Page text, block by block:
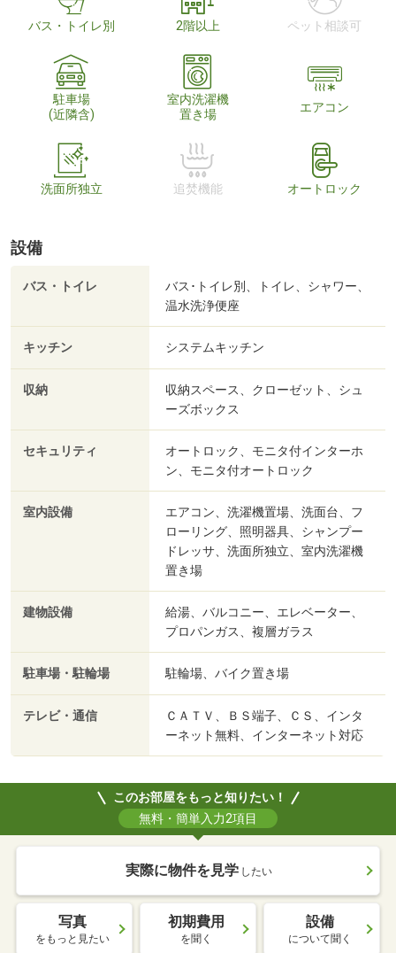
バス・トイレ別 2階以上 ペット相談可
駐車場
(近隣含)
室内洗濯機
置き場
エアコン
洗面所独立 追焚機能 オートロック
設備
バス・トイレ
バス･トイレ別、トイレ、シャワー、
温水洗浄便座
キッチン システムキッチン
収納
収納スペース、クローゼット、シュ
ーズボックス
セキュリティ
オートロック、モニタ付インターホ
ン、モニタ付オートロック
室内設備
エアコン、洗濯機置場、洗面台、フ
ローリング、照明器具、シャンプー
ドレッサ、洗面所独立、室内洗濯機
置き場
建物設備
給湯、バルコニー、エレベーター、
プロパンガス、複層ガラス
駐車場・駐輪場 駐輪場、バイク置き場
テレビ・通信
ＣＡＴＶ、ＢＳ端子、ＣＳ、インタ
ーネット無料、インターネット対応
このお部屋をもっと知りたい！
無料・簡単入力2項目
実際に物件を見学 したい
写真
をもっと見たい
初期費用
を聞く
設備
について聞く